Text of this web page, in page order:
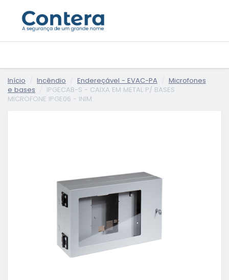
Início Incêndio Endereçável - EVAC-PA
Microfones
e bases
IPGECAB-S - CAIXA EM METAL P/ BASES
MICROFONE IPGE06 - INIM